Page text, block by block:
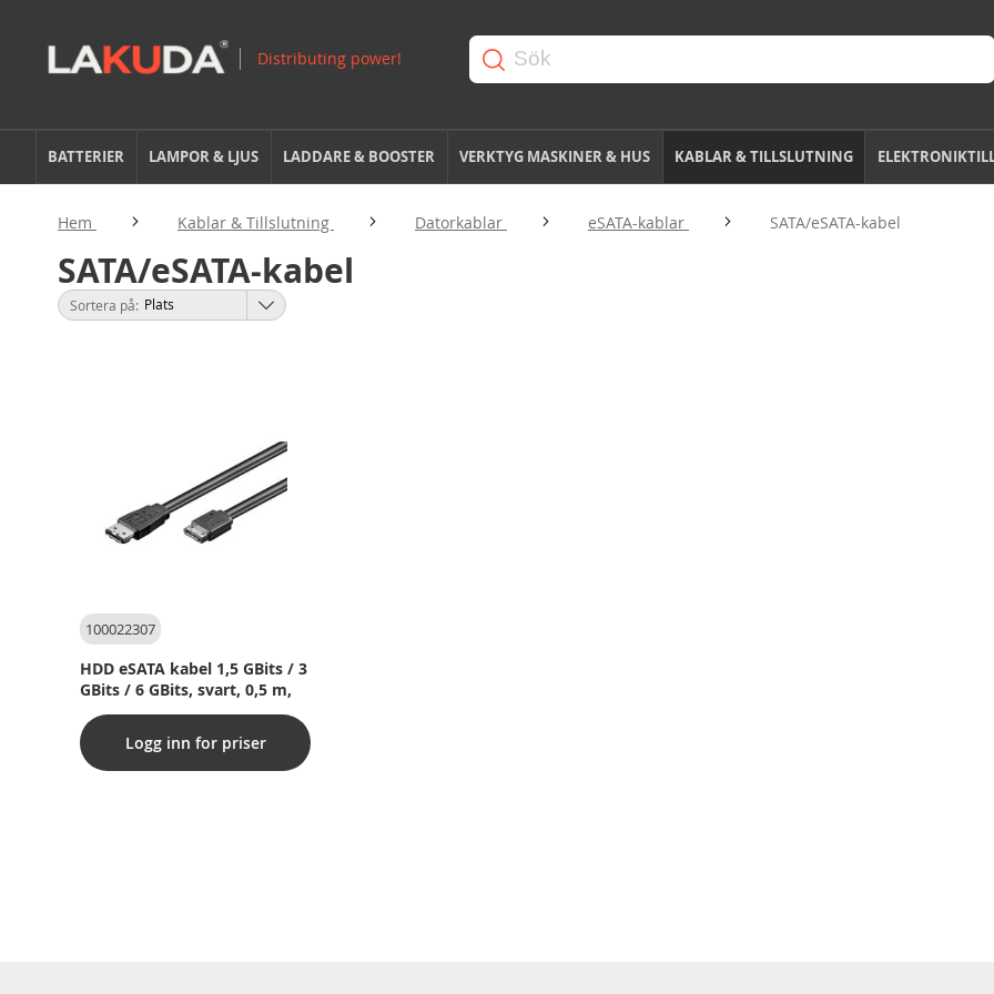
BATTERIER LAMPOR & LJUS LADDARE & BOOSTER VERKTYG MASKINER & HUS KABLAR & TILLSLUTNING
Hem Kablar & Tillslutning Datorkablar eSATA-kablar SATA/eSATA-kabel
SATA/eSATA-kabel
Sortera på
100022307
HDD eSATA kabel 1,5 GBits / 3
GBits / 6 GBits, svart, 0,5 m,
Logg inn for priser